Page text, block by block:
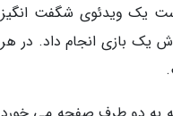
یک ویدئوی شگفت انگیز
یک بازی انجام داد. در هر